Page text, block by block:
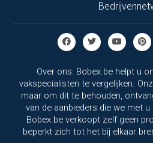
Over ons: Bobex.be helpt u
vakspecialisten te vergelijken.
maar om dit te behouden,
van de aanbieders die we met
Bobex.be verkoopt zelf geen
beperkt zich tot het bij elkaar